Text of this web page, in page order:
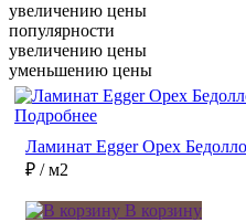
увеличению цены
популярности
увеличению цены
уменьшению цены
Подробнее
Ламинат Egger Орех
₽ / м2
В корзину